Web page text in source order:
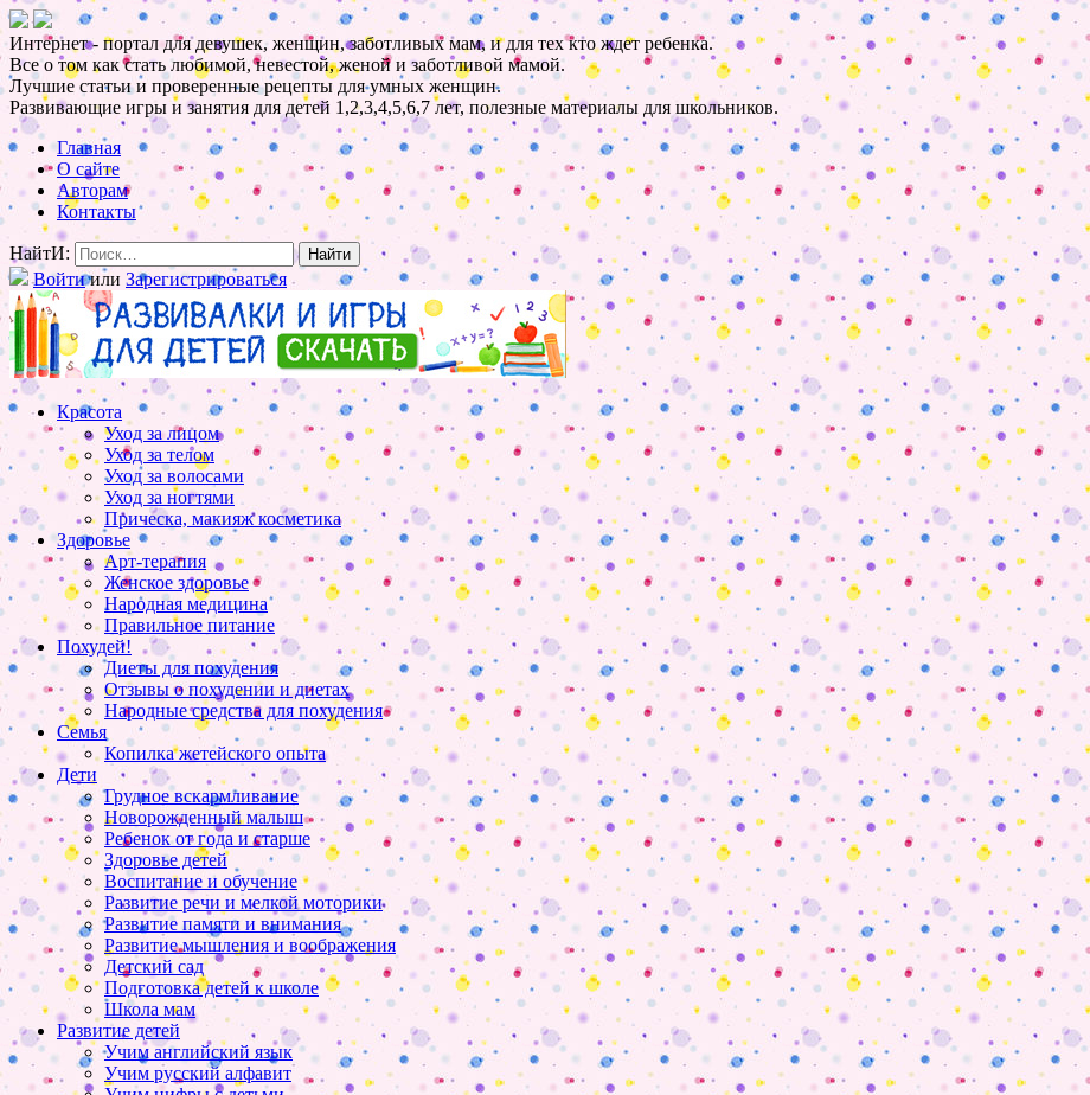
Интернет - портал для девушек, женщин, заботливых мам, и для тех кто ждет ребенка.
Все о том как стать любимой, невестой, женой и заботливой мамой.
Лучшие статьи и проверенные рецепты для умных женщин.
Развивающие игры и занятия для детей 1,2,3,4,5,6,7 лет, полезные материалы для школьников.
Главная
О сайте
Авторам
Контакты
НайтИ:
Войтиили Зарегистрироваться
Красота
Уход за лицом
Уход за телом
Уход за волосами
Уход за ногтями
Прическа, макияж косметика
Здоровье
Арт-терапия
Женское здоровье
Народная медицина
Правильное питание
Похудей!
Диеты для похудения
Отзывы о похудении и диетах
Народные средства для похудения
Семья
Копилка жетейского опыта
Дети
Грудное вскармливание
Новорожденный малыш
Ребенок от года и старше
Здоровье детей
Воспитание и обучение
Развитие речи и мелкой моторики
Развитие памяти и внимания
Развитие мышления и воображения
Детский сад
Подготовка детей к школе
Школа мам
Развитие детей
Учим английский язык
Учим русский алфавит